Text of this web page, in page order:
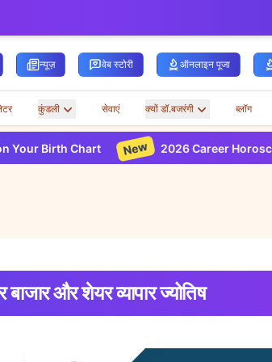
न्यूज़ वेब स्टोरी ऑनलाइन पूजा
कुंडली सेवाएं क्यों डॉ.बजरंगी ब्लॉग
New 2026 Career Horoscope Based
बाजार और शेयर व्यापार ज्योतिष